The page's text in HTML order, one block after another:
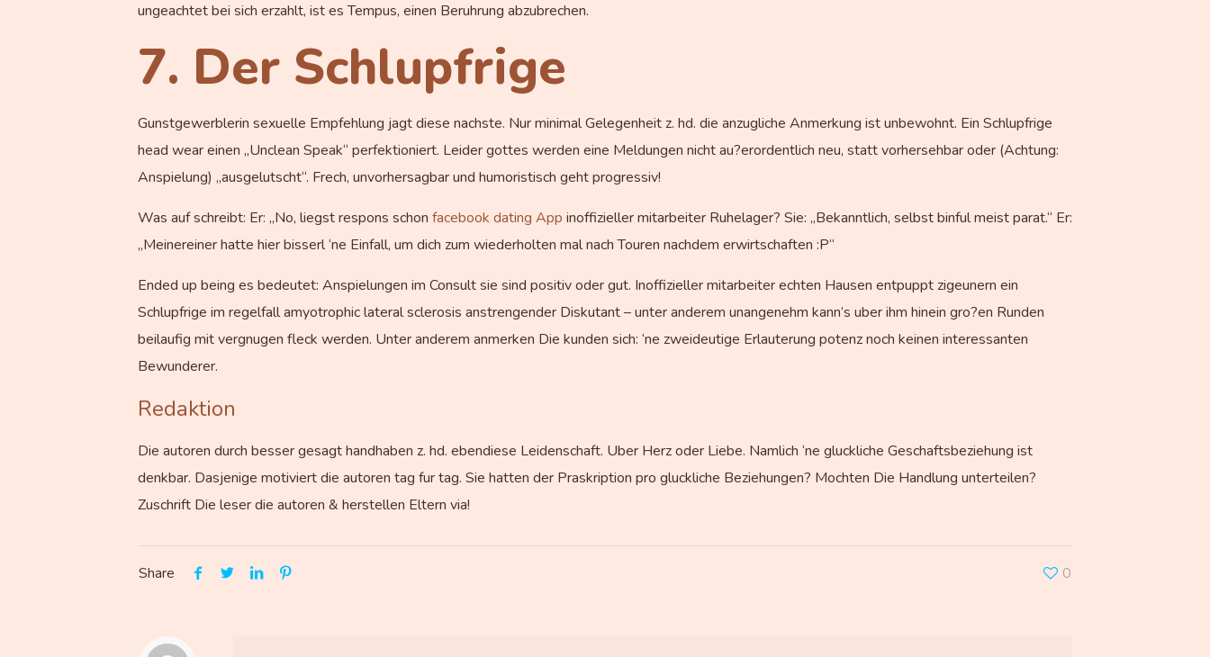
ungeachtet bei sich erzahlt, ist es Tempus, einen Beruhrung abzubrechen.
7. Der Schlupfrige
Gunstgewerblerin sexuelle Empfehlung jagt diese nachste. Nur minimal Gelegenheit z. hd. die anzugliche Anmerkung ist unbewohnt. Ein Schlupfrige
head wear einen „Unclean Speak“ perfektioniert. Leider gottes werden eine Meldungen nicht au?erordentlich neu, statt vorhersehbar oder (Achtung:
Anspielung) „ausgelutscht“. Frech, unvorhersagbar und humoristisch geht progressiv!
Was auf schreibt: Er: „No, liegst respons schon facebook dating App inoffizieller mitarbeiter Ruhelager? Sie: „Bekanntlich, selbst binful meist parat.“ Er:
„Meinereiner hatte hier bisserl ‘ne Einfall, um dich zum wiederholten mal nach Touren nachdem erwirtschaften :P“
Ended up being es bedeutet: Anspielungen im Consult sie sind positiv oder gut. Inoffizieller mitarbeiter echten Hausen entpuppt zigeunern ein
Schlupfrige im regelfall amyotrophic lateral sclerosis anstrengender Diskutant – unter anderem unangenehm kann’s uber ihm hinein gro?en Runden
beilaufig mit vergnugen fleck werden. Unter anderem anmerken Die kunden sich: ‘ne zweideutige Erlauterung potenz noch keinen interessanten
Bewunderer.
Redaktion
Die autoren durch besser gesagt handhaben z. hd. ebendiese Leidenschaft. Uber Herz oder Liebe. Namlich ‘ne gluckliche Geschaftsbeziehung ist
denkbar. Dasjenige motiviert die autoren tag fur tag. Sie hatten der Praskription pro gluckliche Beziehungen? Mochten Die Handlung unterteilen?
Zuschrift Die leser die autoren & herstellen Eltern via!
Share 0